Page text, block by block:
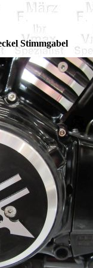
Stimmgabel